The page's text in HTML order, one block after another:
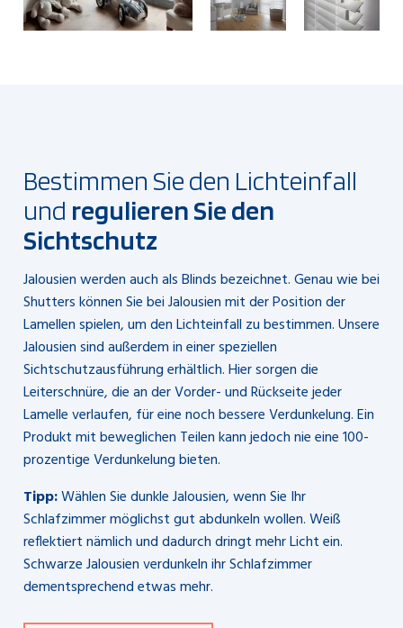
Bestimmen Sie den Lichteinfall
und regulieren Sie den
Sichtschutz
Jalousien werden auch als Blinds bezeichnet. Genau wie bei
Shutters können Sie bei Jalousien mit der Position der
Lamellen spielen, um den Lichteinfall zu bestimmen. Unsere
Jalousien sind außerdem in einer speziellen
Sichtschutzausführung erhältlich. Hier sorgen die
Leiterschnüre, die an der Vorder- und Rückseite jeder
Lamelle verlaufen, für eine noch bessere Verdunkelung. Ein
Produkt mit beweglichen Teilen kann jedoch nie eine 100-
prozentige Verdunkelung bieten.
Tipp:Wählen Sie dunkle Jalousien, wenn Sie Ihr
Schlafzimmer möglichst gut abdunkeln wollen. Weiß
reflektiert nämlich und dadurch dringt mehr Licht ein.
Schwarze Jalousien verdunkeln ihr Schlafzimmer
dementsprechend etwas mehr.